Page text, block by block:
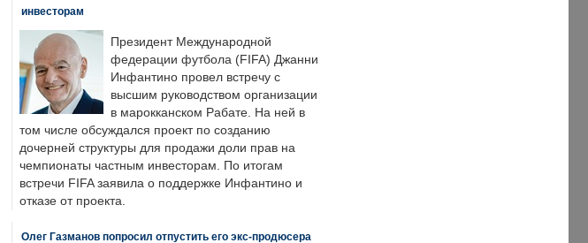
инвесторам
Президент Международной
федерации футбола (FIFA) Джанни
Инфантино провел встречу с
высшим руководством организации
в марокканском Рабате. На ней в
том числе обсуждался проект по созданию
дочерней структуры для продажи доли прав на
чемпионаты частным инвесторам. По итогам
встречи FIFA заявила о поддержке Инфантино и
отказе от проекта.
Олег Газманов попросил отпустить его экс-продюсера